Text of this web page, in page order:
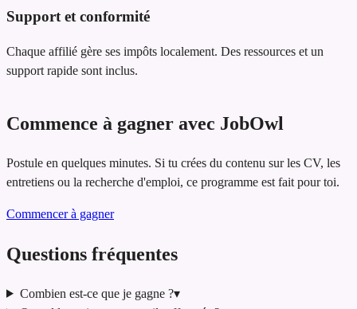
Support et conformité
Chaque affilié gère ses impôts localement. Des ressources et un
support rapide sont inclus.
Commence à gagner avec JobOwl
Postule en quelques minutes. Si tu crées du contenu sur les CV, les
entretiens ou la recherche d'emploi, ce programme est fait pour toi.
Commencer à gagner
Questions fréquentes
Combien est-ce que je gagne ?▾